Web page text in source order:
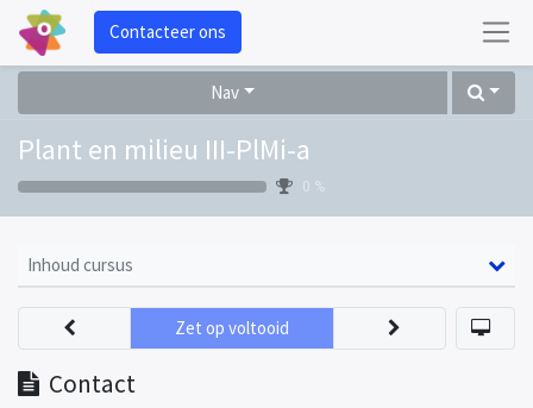
Contacteer ons
Nav
Plant en milieu III-PlMi-a
0 %
Inhoud cursus
Contact
Zet op voltooid